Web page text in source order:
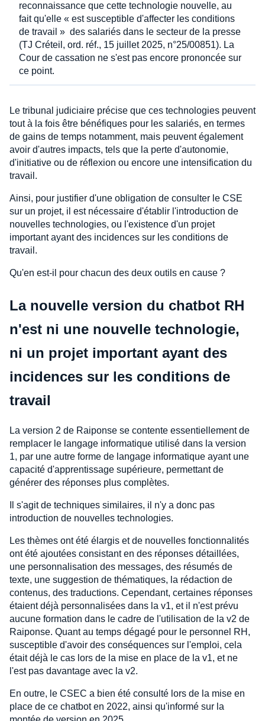
reconnaissance que cette technologie nouvelle, au
fait qu'elle « est susceptible d'affecter les conditions
de travail » des salariés dans le secteur de la presse
(TJ Créteil, ord. réf., 15 juillet 2025, n°25/00851). La
Cour de cassation ne s'est pas encore prononcée sur
ce point.
Le tribunal judiciaire précise que ces technologies peuvent
tout à la fois être bénéfiques pour les salariés, en termes
de gains de temps notamment, mais peuvent également
avoir d'autres impacts, tels que la perte d'autonomie,
d'initiative ou de réflexion ou encore une intensification du
travail.
Ainsi, pour justifier d'une obligation de consulter le CSE
sur un projet, il est nécessaire d'établir l'introduction de
nouvelles technologies, ou l'existence d'un projet
important ayant des incidences sur les conditions de
travail.
Qu'en est-il pour chacun des deux outils en cause ?
La nouvelle version du chatbot RH
n'est ni une nouvelle technologie,
ni un projet important ayant des
incidences sur les conditions de
travail
La version 2 de Raiponse se contente essentiellement de
remplacer le langage informatique utilisé dans la version
1, par une autre forme de langage informatique ayant une
capacité d'apprentissage supérieure, permettant de
générer des réponses plus complètes.
Il s'agit de techniques similaires, il n'y a donc pas
introduction de nouvelles technologies.
Les thèmes ont été élargis et de nouvelles fonctionnalités
ont été ajoutées consistant en des réponses détaillées,
une personnalisation des messages, des résumés de
texte, une suggestion de thématiques, la rédaction de
contenus, des traductions. Cependant, certaines réponses
étaient déjà personnalisées dans la v1, et il n'est prévu
aucune formation dans le cadre de l'utilisation de la v2 de
Raiponse. Quant au temps dégagé pour le personnel RH,
susceptible d'avoir des conséquences sur l'emploi, cela
était déjà le cas lors de la mise en place de la v1, et ne
l'est pas davantage avec la v2.
En outre, le CSEC a bien été consulté lors de la mise en
place de ce chatbot en 2022, ainsi qu'informé sur la